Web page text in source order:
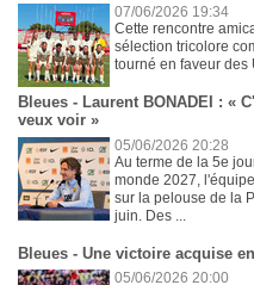
07/06/2026 19:34
Cette rencontre
sélection tricolore
tourné en faveur des
Bleues - Laurent BONADEI : «
veux voir »
05/06/2026 20:28
Au terme de la 5e
monde 2027,
sur la pelouse de la
juin. Des ...
Bleues - Une victoire acquise
05/06/2026 20:00